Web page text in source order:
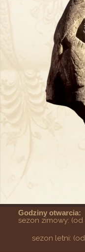
Godziny otwarcia:
sezon zimowy: (od
sezon letni: (od